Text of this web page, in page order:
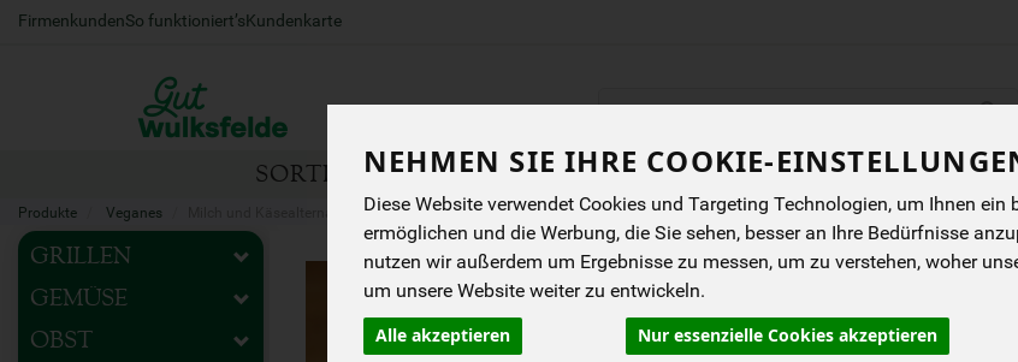
NEHMEN SIE IHRE COOKIE-
Diese Website verwendet Cookies und Targeting Technologien, um Ihnen ein
ermöglichen und die Werbung, die Sie sehen, besser an Ihre Bedürfnisse
nutzen wir außerdem um Ergebnisse zu messen, um zu verstehen, woher
um unsere Website weiter zu entwickeln.
Alle akzeptieren Nur essenzielle Cookies akzeptieren
FirmenkundenSo funktioniert’sKundenkarte
Produkt
SORTIMENT HOFEIGENES BIOKISTEN ANGEBOTE
Produkte Veganes
GRILLEN
GEMÜSE
OBST
SKYR ALTERNATIVE
Verbesserte Rezeptur mit Ackerbohnen- statt
Mandelprotein! Eine echte Alternative zu Skyr,